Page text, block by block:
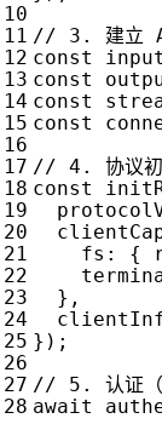
const
input
const
const
const
const
fs : {
},
});
await